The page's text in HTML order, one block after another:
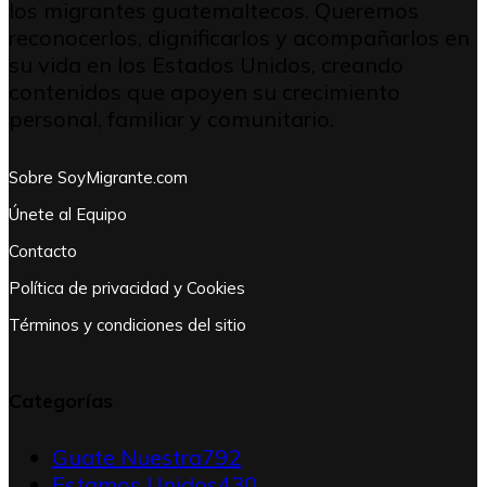
Sobre SoyMigrante.com
Únete al Equipo
Contacto
Política de privacidad y Cookies
Términos y condiciones del sitio
Guate Nuestra792